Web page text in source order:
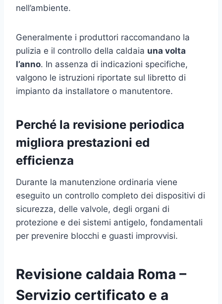
nell’ambiente.
Generalmente i produttori raccomandano la
pulizia e il controllo della caldaia una volta
l’anno. In assenza di indicazioni specifiche,
valgono le istruzioni riportate sul libretto di
impianto da installatore o manutentore.
Perché la revisione periodica
migliora prestazioni ed
efficienza
Durante la manutenzione ordinaria viene
eseguito un controllo completo dei dispositivi di
sicurezza, delle valvole, degli organi di
protezione e dei sistemi antigelo, fondamentali
per prevenire blocchi e guasti improvvisi.
Revisione caldaia Roma –
Servizio certificato e a